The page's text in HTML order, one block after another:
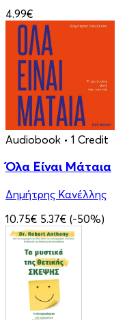
4.99€
Audiobook • 1 Credit
Όλα Είναι Μάταια
Δημήτρης Κανέλλης
10.75€ 5.37€ (-50%)